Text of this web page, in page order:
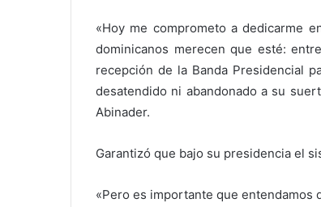
«Hoy me comprometo a dedicarme
dominicanos merecen que esté:
recepción de la Banda Presidencial
desatendido ni abandonado a su
Abinader.
Garantizó que bajo su presidencia el
«Pero es importante que entendamos